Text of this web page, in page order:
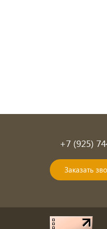
+7 (925)
Заказать